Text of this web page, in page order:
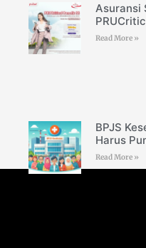
Asuransi
Read More »
BPJS
Harus
Read More »